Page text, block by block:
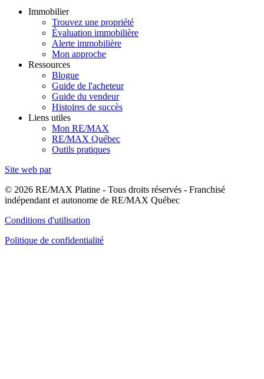
Immobilier
Trouvez une propriété
Évaluation immobilière
Alerte immobilière
Mon approche
Ressources
Blogue
Guide de l'acheteur
Guide du vendeur
Histoires de succès
Liens utiles
Mon RE/MAX
RE/MAX Québec
Outils pratiques
Site web par
© 2026 RE/MAX Platine - Tous droits réservés - Franchisé
indépendant et autonome de RE/MAX Québec
Conditions d'utilisation
Politique de confidentialité